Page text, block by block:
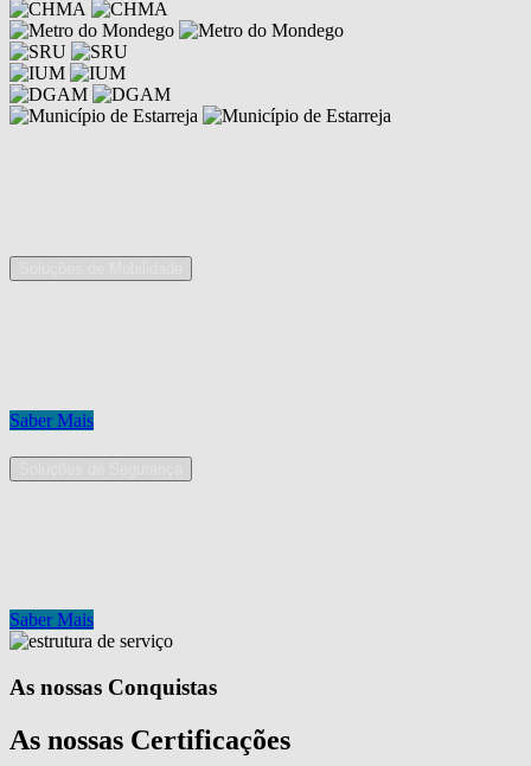
Saber Mais
Saber Mais
As nossas Conquistas
As nossas Certificações